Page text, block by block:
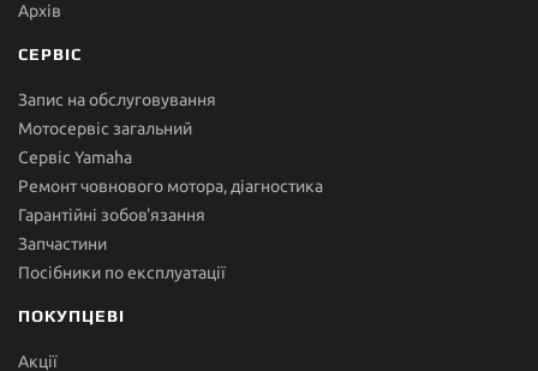
Архів
СЕРВІС
Запис на обслуговування
Мотосервіс загальний
Сервіс Yamaha
Ремонт човнового мотора, діагностика
Гарантійні зобов'язання
Запчастини
Посібники по експлуатації
ПОКУПЦЕВІ
Акції